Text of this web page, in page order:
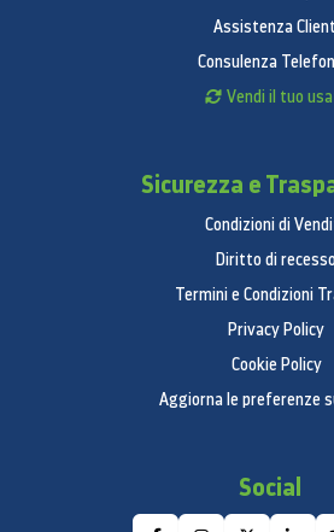
Samsung SMART TV
Social TV
Web Browser
Assistenza
Consulenza
Vendi il tuo
Sicurezza e
Condizioni di
Diritto di
Termini e Condizioni
Privacy Policy
Cookie Policy
Aggiorna le preferenze
Social